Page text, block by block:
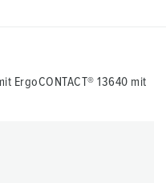
ErgoCONTACT® 13640 mit